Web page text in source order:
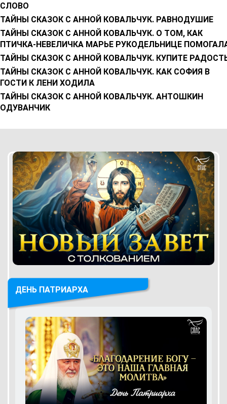
СЛОВО
ТАЙНЫ СКАЗОК С АННОЙ КОВАЛЬЧУК. РАВНОДУШИЕ
ТАЙНЫ СКАЗОК С АННОЙ КОВАЛЬЧУК. О ТОМ, КАК
ПТИЧКА-НЕВЕЛИЧКА МАРЬЕ РУКОДЕЛЬНИЦЕ
ТАЙНЫ СКАЗОК С АННОЙ КОВАЛЬЧУК. КУПИТЕ
ТАЙНЫ СКАЗОК С АННОЙ КОВАЛЬЧУК. КАК СОФИЯ В
ГОСТИ К ЛЕНИ ХОДИЛА
ТАЙНЫ СКАЗОК С АННОЙ КОВАЛЬЧУК. АНТОШКИН
ОДУВАНЧИК
ДЕНЬ ПАТРИАРХА